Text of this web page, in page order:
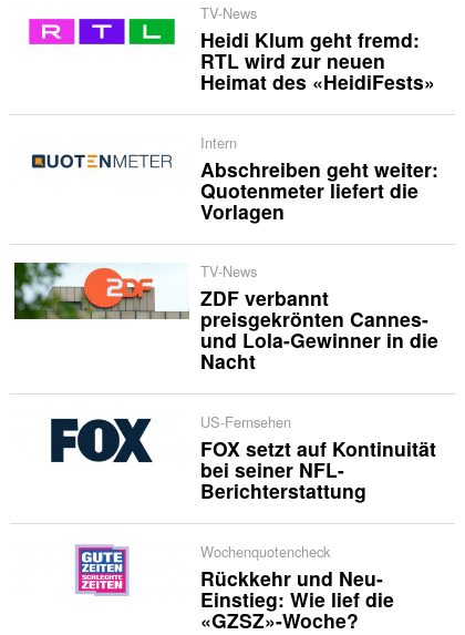
TV-News
Heidi Klum geht fremd:
RTL wird zur neuen
Heimat des «HeidiFests»
Intern
Abschreiben geht weiter:
Quotenmeter liefert die
Vorlagen
TV-News
ZDF verbannt
preisgekrönten Cannes-
und Lola-Gewinner in die
Nacht
US-Fernsehen
FOX setzt auf Kontinuität
bei seiner NFL-
Berichterstattung
Wochenquotencheck
Rückkehr und Neu-
Einstieg: Wie lief die
«GZSZ»-Woche?